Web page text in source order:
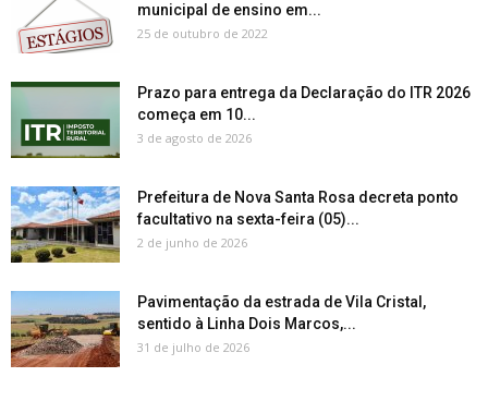
municipal de ensino em...
25 de outubro de 2022
Prazo para entrega da Declaração do ITR 2026
começa em 10...
3 de agosto de 2026
Prefeitura de Nova Santa Rosa decreta ponto
facultativo na sexta-feira (05)...
2 de junho de 2026
Pavimentação da estrada de Vila Cristal,
sentido à Linha Dois Marcos,...
31 de julho de 2026